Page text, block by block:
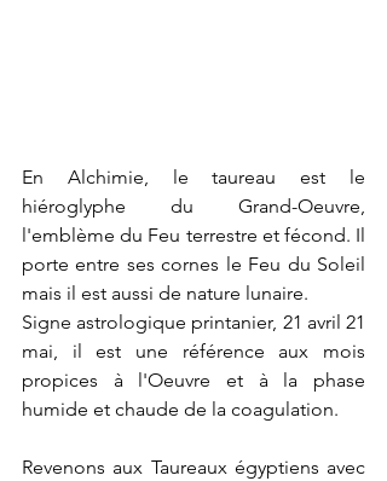
En Alchimie, le taureau est le
hiéroglyphe du Grand-Oeuvre,
l'emblème du Feu terrestre et fécond. Il
porte entre ses cornes le Feu du Soleil
mais il est aussi de nature lunaire.
Signe astrologique printanier, 21 avril 21
mai, il est une référence aux mois
propices à l'Oeuvre et à la phase
humide et chaude de la coagulation.
Revenons aux Taureaux égyptiens avec